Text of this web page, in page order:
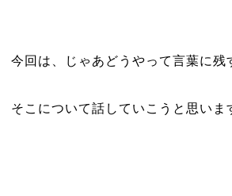
今回は、じゃあどうやって言葉に残
そこについて話していこうと思いま